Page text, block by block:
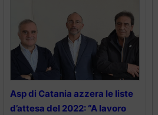
Asp di Catania azzera le liste
d’attesa del 2022: “A lavoro